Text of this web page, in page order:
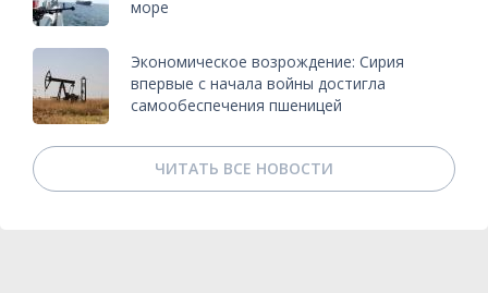
море
Экономическое возрождение: Сирия
впервые с начала войны достигла
самообеспечения пшеницей
ЧИТАТЬ ВСЕ НОВОСТИ